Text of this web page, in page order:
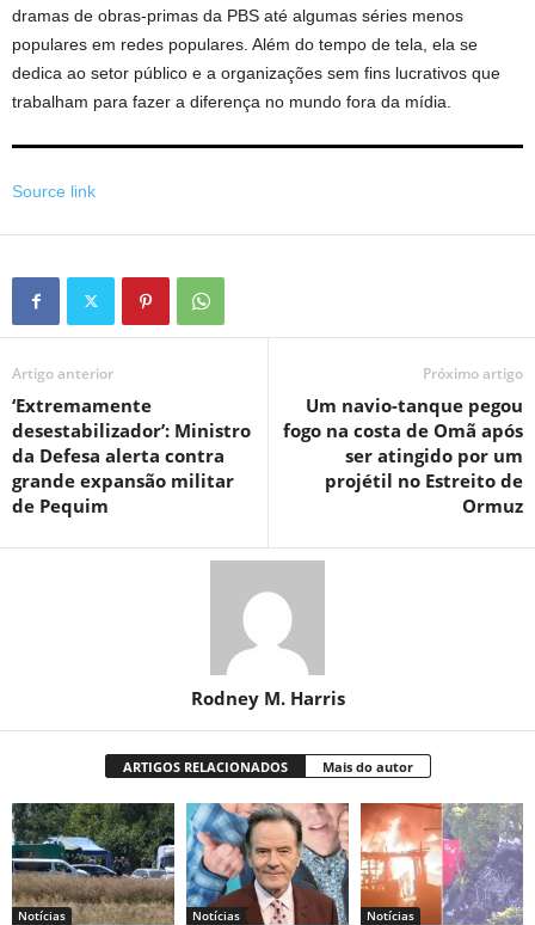
dramas de obras-primas da PBS até algumas séries menos
populares em redes populares. Além do tempo de tela, ela se
dedica ao setor público e a organizações sem fins lucrativos que
trabalham para fazer a diferença no mundo fora da mídia.
Source link
Artigo anterior
‘Extremamente
desestabilizador’: Ministro
da Defesa alerta contra
grande expansão militar
de Pequim
Próximo artigo
Um navio-tanque pegou
fogo na costa de Omã após
ser atingido por um
projétil no Estreito de
Ormuz
Rodney M. Harris
ARTIGOS RELACIONADOS Mais do autor
Notícias Notícias Notícias